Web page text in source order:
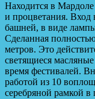
Находится в
и процветания.
башней, в виде
Сделанная
метров. Это
светящиеся
время фестивалей.
работой из 10
серебряной рамкой в